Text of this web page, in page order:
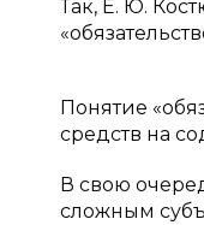
Так, Е. Ю.
Понятие
средств на
В свою
сложным